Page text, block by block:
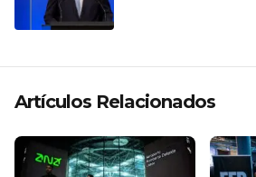
Artículos Relacionados